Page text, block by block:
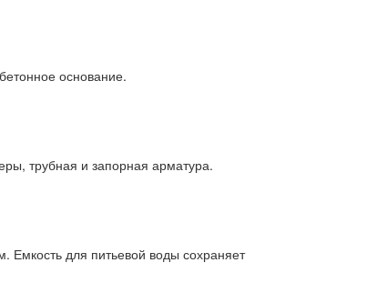
основание.
трубная и запорная арматура.
Емкость для питьевой воды сохраняет